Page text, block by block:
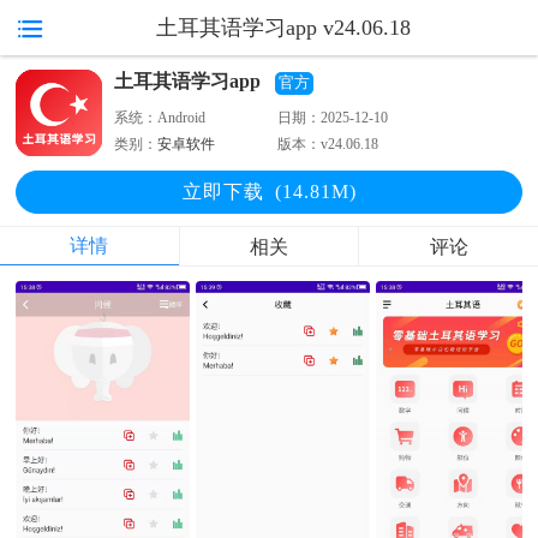
土耳其语学习app v24.06.18
土耳其语学习app 官方
系统：Android 日期：2025-12-10
类别：安卓软件 版本：v24.06.18
立即下载 (14.81M)
详情 相关 评论